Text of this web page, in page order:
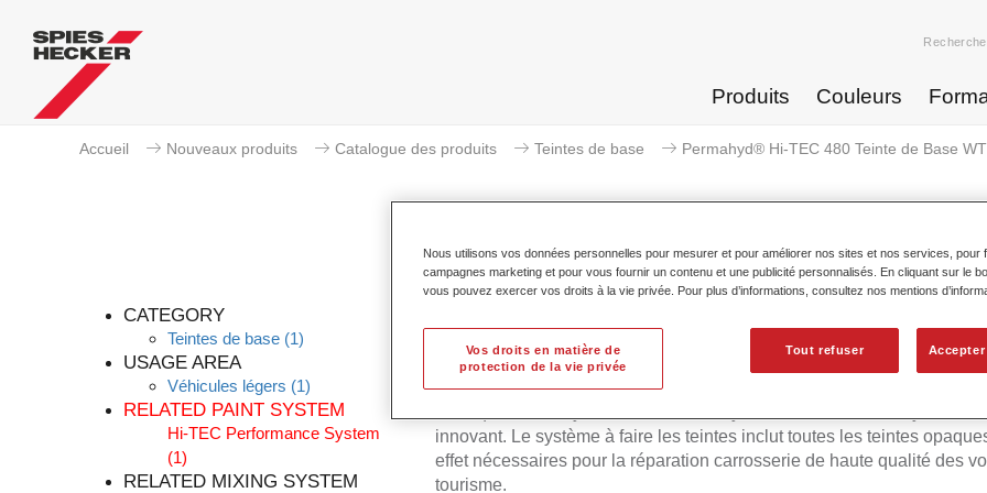
Produits Couleurs
Accueil Nouveaux produits Catalogue des produits Teintes de base Permahyd® Hi-TEC 480 Teinte de Base WT
CATEGORY
Teintes de base (1)
USAGE AREA
Véhicules légers (1)
RELATED PAINT SYSTEM
Hi-TEC Performance System
(1)
RELATED MIXING SYSTEM
Permahyd® Hi-TEC 480 Teinte de
Permahyd Hi-TEC Teinte de Base 480 convient pour l'utilisation avec la
innovant. Le système à faire les teintes inclut toutes les teintes
effet nécessaires pour la réparation carrosserie de haute qualité des
tourisme.
Nous utilisons vos données personnelles pour mesurer et pour améliorer nos sites et nos services, pour
campagnes marketing et pour vous fournir un contenu et une publicité personnalisés. En cliquant sur le
vous pouvez exercer vos droits à la vie privée. Pour plus d’informations, consultez nos mentions
Tout refuser
Vos droits en matière de
protection de la vie privée